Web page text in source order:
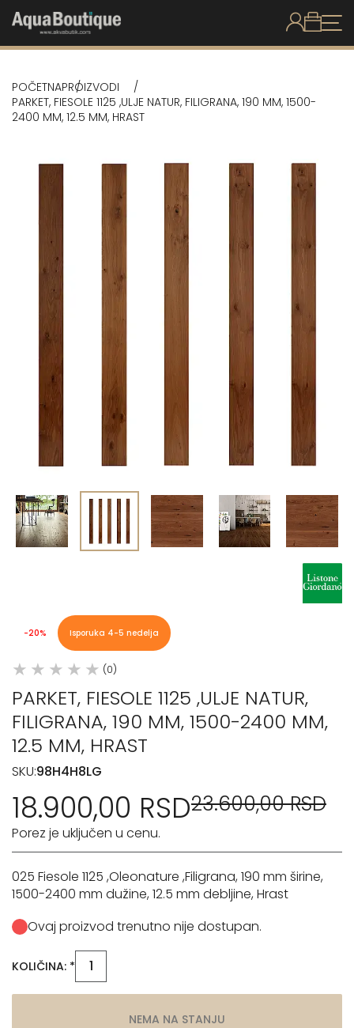
POČETNAPROIZVODI
PARKET, FIESOLE 1125 ,ULJE NATUR, FILIGRANA, 190 MM, 1500-
2400 MM, 12.5 MM, HRAST
-20% Isporuka 4-5 nedelja
(0)
PARKET, FIESOLE 1125 ,ULJE NATUR,
FILIGRANA, 190 MM, 1500-2400 MM,
12.5 MM, HRAST
SKU:98H4H8LG
18.900,00 RSD23.600,00 RSD
Porez je uključen u cenu.
025 Fiesole 1125 ,Oleonature ,Filigrana, 190 mm širine,
1500-2400 mm dužine, 12.5 mm debljine, Hrast
Ovaj proizvod trenutno nije dostupan.
KOLIČINA: *
NEMA NA STANJU